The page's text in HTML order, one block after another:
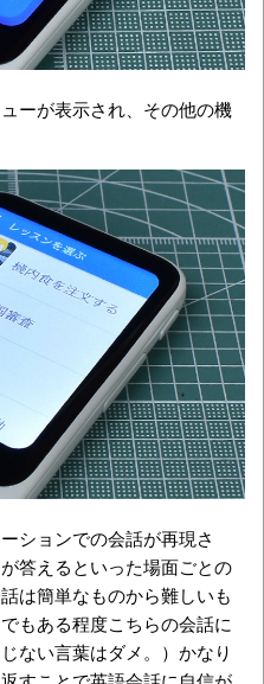
ーが表示され、その他の機
ションでの会話が再現さ
答えるといった場面ごとの
は簡単なものから難しいも
もある程度こちらの会話に
ない言葉はダメ。）かなり